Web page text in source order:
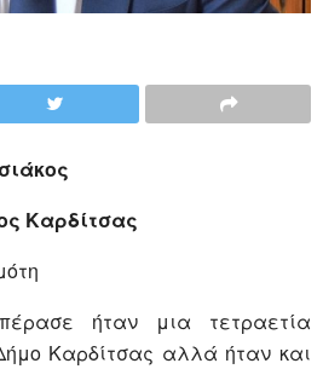
Καρδίτσας
ήταν μια τετραετία
Καρδίτσας αλλά ήταν και